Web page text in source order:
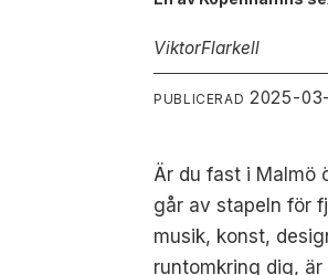
ViktorFlarkell
PUBLICERAD 2025-
Är du fast i Malmö
går av stapeln för
musik, konst,
runtomkring dig,